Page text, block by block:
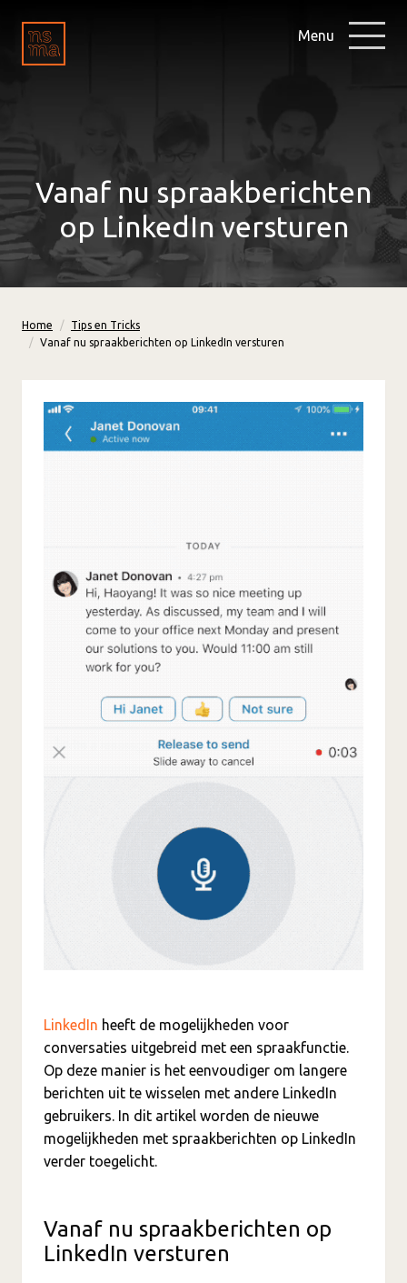
Menu
Vanaf nu spraakberichten
op LinkedIn versturen
Home
Tips en Tricks
Vanaf nu spraakberichten op LinkedIn versturen
LinkedIn heeft de mogelijkheden voor
conversaties uitgebreid met een spraakfunctie.
Op deze manier is het eenvoudiger om langere
berichten uit te wisselen met andere LinkedIn
gebruikers. In dit artikel worden de nieuwe
mogelijkheden met spraakberichten op LinkedIn
verder toegelicht.
Vanaf nu spraakberichten op
LinkedIn versturen